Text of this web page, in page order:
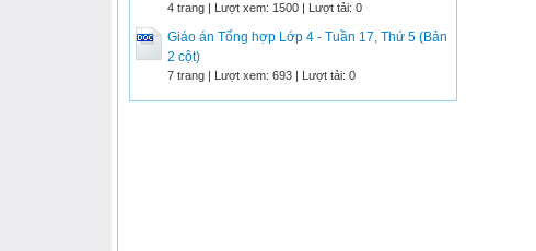
4 trang | Lượt xem: 1500 | Lượt tải: 0
Giáo án Tổng hợp Lớp 4 - Tuần 17, Thứ 5 (Bản
2 cột)
7 trang | Lượt xem: 693 | Lượt tải: 0